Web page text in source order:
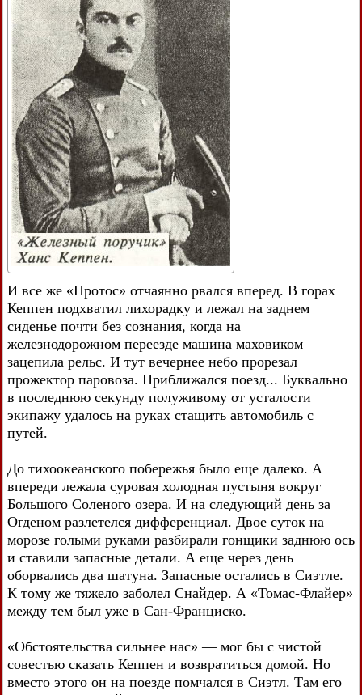
И все же «Протос» отчаянно рвался вперед. В горах
Кеппен подхватил лихорадку и лежал на заднем
сиденье почти без сознания, когда на
железнодорожном переезде машина маховиком
зацепила рельс. И тут вечернее небо прорезал
прожектор паровоза. Приближался поезд... Буквально
в последнюю секунду полуживому от усталости
экипажу удалось на руках стащить автомобиль с
путей.
До тихоокеанского побережья было еще далеко. А
впереди лежала суровая холодная пустыня вокруг
Большого Соленого озера. И на следующий день за
Огденом разлетелся дифференциал. Двое суток на
морозе голыми руками разбирали гонщики заднюю ось
и ставили запасные детали. А еще через день
оборвались два шатуна. Запасные остались в Сиэтле.
К тому же тяжело заболел Снайдер. А «Томас-Флайер»
между тем был уже в Сан-Франциско.
«Обстоятельства сильнее нас» — мог бы с чистой
совестью сказать Кеппен и возвратиться домой. Но
вместо этого он на поезде помчался в Сиэтл. Там его